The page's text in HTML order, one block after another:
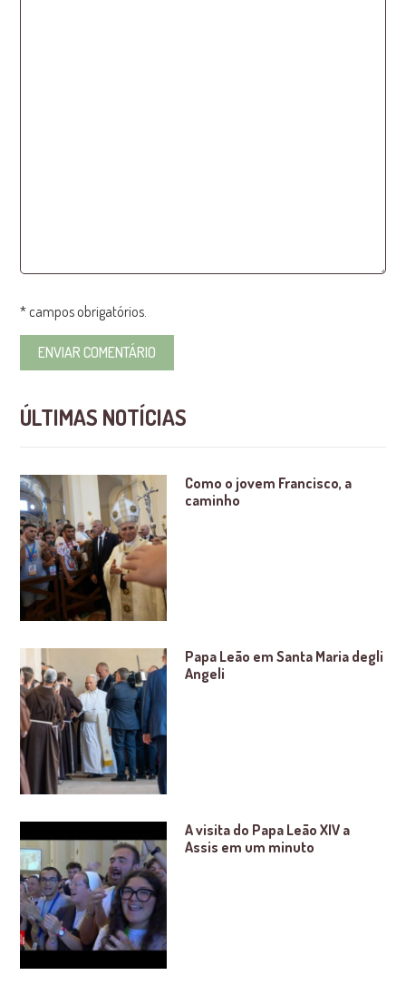
* campos obrigatórios.
ÚLTIMAS NOTÍCIAS
Como o jovem Francisco, a
caminho
Papa Leão em Santa Maria degli
Angeli
A visita do Papa Leão XIV a
Assis em um minuto